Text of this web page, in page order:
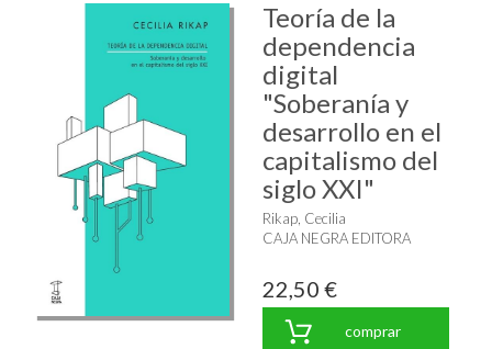
Teoría de la
dependencia
digital
"Soberanía y
desarrollo en el
capitalismo del
siglo XXI"
Rikap, Cecilia
CAJA NEGRA EDITORA
22,50 €
comprar